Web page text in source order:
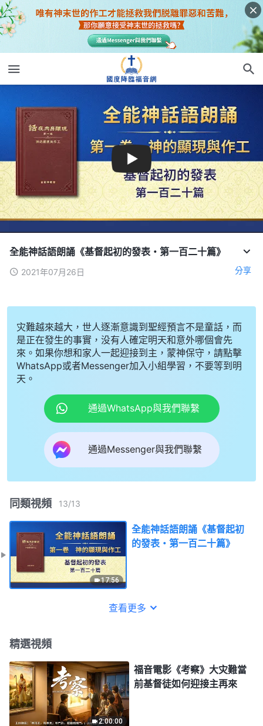
全能神話語朗誦《基督起初的發表・第一百二十篇》
2021年07月26日 分享
灾難越來越大，世人逐漸意識到聖經預言不是童話，而
是正在發生的事實，没有人確定明天和意外哪個會先
來。如果你想和家人一起迎接到主，蒙神保守，請點擊
WhatsApp或者Messenger加入小組學習，不要等到明
天。
通過WhatsApp與我們聯繫
通過Messenger與我們聯繫
同類視頻 13/13
17:56
全能神話語朗誦《基督起初
的發表・第一百二十篇》
查看更多
精選視頻
2:00:00
福音電影《考察》大灾難當
前基督徒如何迎接主再來